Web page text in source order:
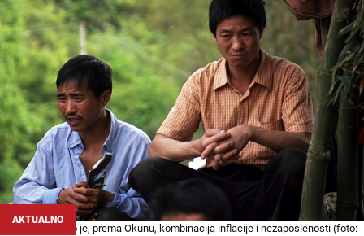
AKTUALNO
Nezadovoljstvo je, prema Okunu, kombinacija inflacije i nezaposlenosti (foto: